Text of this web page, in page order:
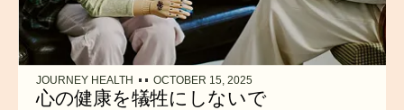
JOURNEY HEALTH OCTOBER 15, 2025
心の健康を犠牲にしないで